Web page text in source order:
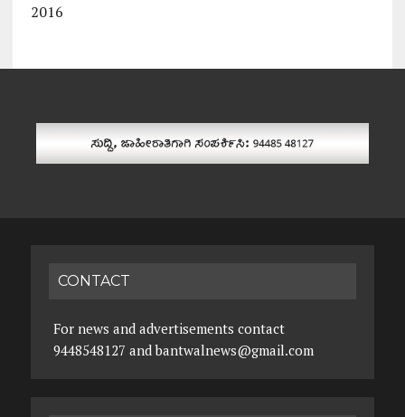
2016
CONTACT
For news and advertisements contact
9448548127 and bantwalnews@gmail.com